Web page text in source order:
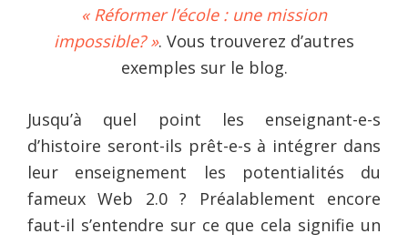
« Réformer l’école : une mission
impossible? ». Vous trouverez d’autres
exemples sur le blog.
Jusqu’à quel point les enseignant-e-s
d’histoire seront-ils prêt-e-s à intégrer dans
leur enseignement les potentialités du
fameux Web 2.0 ? Préalablement encore
faut-il s’entendre sur ce que cela signifie un